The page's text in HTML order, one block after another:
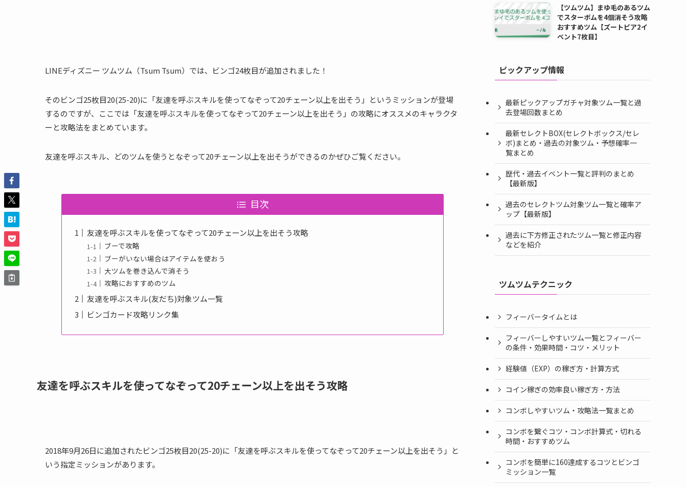
LINEディズニー ツムツム（Tsum Tsum）では、ビンゴ24枚目が追加されました！
そのビンゴ25枚目20(25-20)に「友達を呼ぶスキルを使ってなぞって20チェーン以上を出そう」というミッションが登場
するのですが、ここでは「友達を呼ぶスキルを使ってなぞって20チェーン以上を出そう」の攻略にオススメのキャラクタ
ーと攻略法をまとめています。
友達を呼ぶスキル、どのツムを使うとなぞって20チェーン以上を出そうができるのかぜひご覧ください。
目次
友達を呼ぶスキルを使ってなぞって20チェーン以上を出そう攻略
ブーで攻略
ブーがいない場合はアイテムを使おう
大ツムを巻き込んで消そう
攻略におすすめのツム
友達を呼ぶスキル(友だち)対象ツム一覧
ビンゴカード攻略リンク集
友達を呼ぶスキルを使ってなぞって20チェーン以上を出そう攻略
2018年9月26日に追加されたビンゴ25枚目20(25-20)に「友達を呼ぶスキルを使ってなぞって20チェーン以上を出そう」と
いう指定ミッションがあります。
【ツムツム】まゆ毛のあるツム
でスターボムを4個消そう攻略
おすすめツム【ズートピア2イ
ベント7枚目】
ピックアップ情報
最新ピックアップガチャ対象ツム一覧と過
去登場回数まとめ
最新セレクトBOX(セレクトボックス/セレ
ボ)まとめ・過去の対象ツム・予想確率一
覧まとめ
歴代・過去イベント一覧と評判のまとめ
【最新版】
過去のセレクトツム対象ツム一覧と確率ア
ップ【最新版】
過去に下方修正されたツム一覧と修正内容
などを紹介
ツムツムテクニック
フィーバータイムとは
フィーバーしやすいツム一覧とフィーバー
の条件・効果時間・コツ・メリット
経験値（EXP）の稼ぎ方・計算方式
コイン稼ぎの効率良い稼ぎ方・方法
コンボしやすいツム・攻略法一覧まとめ
コンボを繋ぐコツ・コンボ計算式・切れる
時間・おすすめツム
コンボを簡単に160達成するコツとビンゴ
ミッション一覧